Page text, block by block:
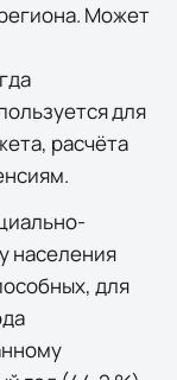
Может
для
расчёта
населения
для